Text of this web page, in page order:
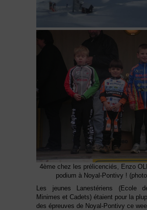
4ème chez les prélicenciés, Enzo
podium à Noyal-Pontivy !
Les jeunes Lanestériens (Ecole
Minimes et Cadets) étaient pour la
des épreuves de Noyal-Pontivy ce